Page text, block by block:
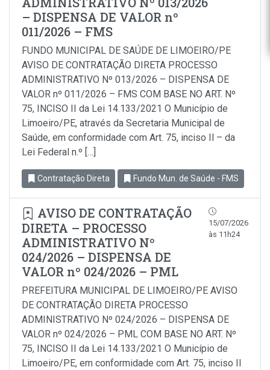
– DISPENSA DE VALOR nº
011/2026 – FMS
FUNDO MUNICIPAL DE SAÚDE DE LIMOEIRO/PE
AVISO DE CONTRATAÇÃO DIRETA PROCESSO
ADMINISTRATIVO Nº 013/2026 – DISPENSA DE
VALOR nº 011/2026 – FMS COM BASE NO ART. Nº
75, INCISO II da Lei 14.133/2021 O Município de
Limoeiro/PE, através da Secretaria Municipal de
Saúde, em conformidade com Art. 75, inciso Il – da
Lei Federal n.º […]
Contratação Direta Fundo Mun. de Saúde - FMS
AVISO DE CONTRATAÇÃO
DIRETA – PROCESSO
ADMINISTRATIVO Nº
024/2026 – DISPENSA DE
VALOR nº 024/2026 – PML
15/07/2026
às 11h24
PREFEITURA MUNICIPAL DE LIMOEIRO/PE AVISO
DE CONTRATAÇÃO DIRETA PROCESSO
ADMINISTRATIVO Nº 024/2026 – DISPENSA DE
VALOR nº 024/2026 – PML COM BASE NO ART. Nº
75, INCISO II da Lei 14.133/2021 O Município de
Limoeiro/PE, em conformidade com Art. 75, inciso Il